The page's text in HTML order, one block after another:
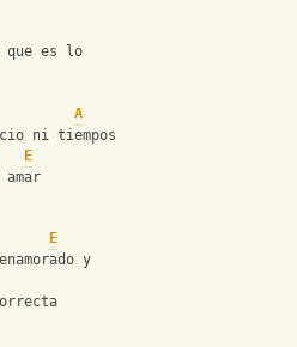
que es lo
A
ni tiempos
E
E
y